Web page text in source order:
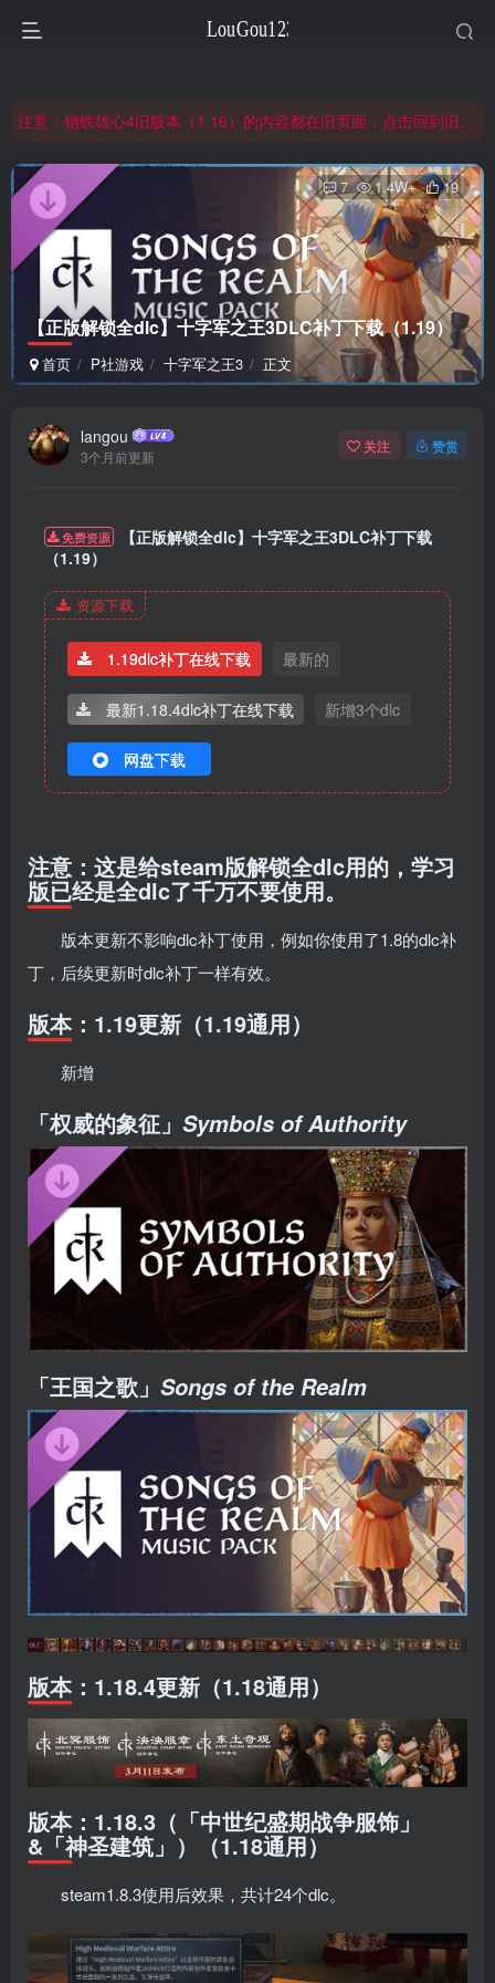
非常抱歉，节假日晚上服务器爆满，建议避开高峰时段访问。
注意：钢铁雄心4旧版本（1.16）的内容都在旧页面，点击回到旧版页面前往，网址：3yc.top
非常抱歉，节假日晚上服务器爆满，建议避开高峰时段访问。
网站合并公告：旧网页langou123.com的内容将搬迁到本页面，本页面后续可通过langou123.com和www.langou123.com访问。旧网页可通过3yc.top访问。
【正版解锁全dlc】十字军之王3DLC补丁下载（1.19）
首页 P社游戏 十字军之王3 正文
7 1.4W+ 19
langou
3个月前更新
关注 赞赏
免费资源
【正版解锁全dlc】十字军之王3DLC补丁下载
（1.19）
资源下载
1.19dlc补丁在线下载 最新的
最新1.18.4dlc补丁在线下载 新增3个dlc
网盘下载
注意：这是给steam版解锁全dlc用的，学习
版已经是全dlc了千万不要使用。
版本更新不影响dlc补丁使用，例如你使用了1.8的dlc补
丁，后续更新时dlc补丁一样有效。
版本：1.19更新（1.19通用）
新增
「权威的象征」 Symbols of Authority
「王国之歌」 Songs of the Realm
版本：1.18.4更新（1.18通用）
版本：1.18.3（「中世纪盛期战争服饰」‌
&「神圣建筑」‌）（1.18通用）
steam1.8.3使用后效果，共计24个dlc。